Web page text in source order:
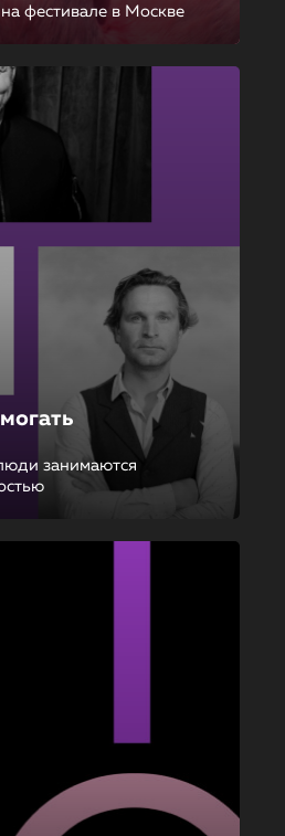
фестивале в Москве
занимаются